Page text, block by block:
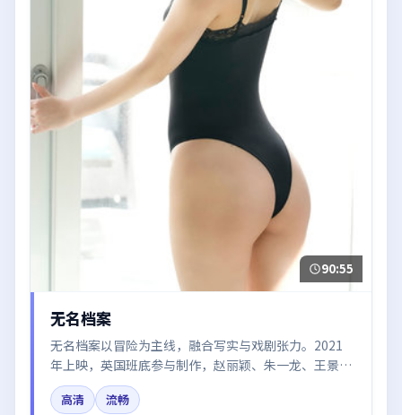
90:55
无名档案
无名档案以冒险为主线，融合写实与戏剧张力。2021
年上映，英国班底参与制作，赵丽颖、朱一龙、王景春
在片中呈现细腻表演，影像风格统一，配乐与剪辑强化
了情绪曲线。
高清
流畅